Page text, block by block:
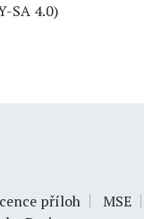
SA 4.0)
příloh
MSE